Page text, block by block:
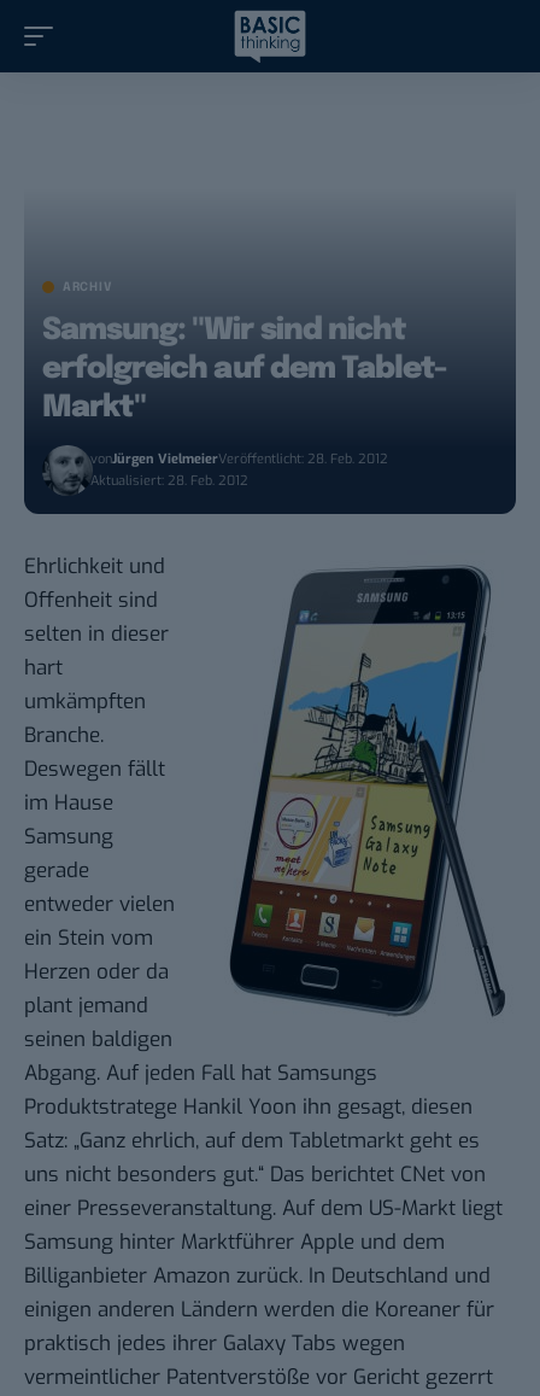
ARCHIV
Samsung: "Wir sind nicht
erfolgreich auf dem Tablet-
Markt"
vonJürgen VielmeierVeröffentlicht: 28. Feb. 2012
Aktualisiert: 28. Feb. 2012
Ehrlichkeit und
Offenheit sind
selten in dieser
hart
umkämpften
Branche.
Deswegen fällt
im Hause
Samsung
gerade
entweder vielen
ein Stein vom
Herzen oder da
plant jemand
seinen baldigen
Abgang. Auf jeden Fall hat Samsungs
Produktstratege Hankil Yoon ihn gesagt, diesen
Satz: „Ganz ehrlich, auf dem Tabletmarkt geht es
uns nicht besonders gut.“ Das berichtet CNet von
einer Presseveranstaltung. Auf dem US-Markt liegt
Samsung hinter Marktführer Apple und dem
Billiganbieter Amazon zurück. In Deutschland und
einigen anderen Ländern werden die Koreaner für
praktisch jedes ihrer Galaxy Tabs wegen
vermeintlicher Patentverstöße vor Gericht gezerrt